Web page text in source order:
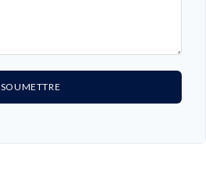
SOUMETTRE